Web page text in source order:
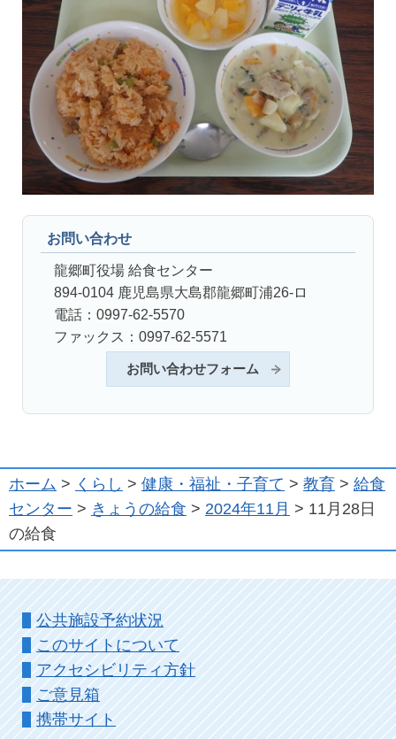
お問い合わせ
龍郷町役場 給食センター
894-0104 鹿児島県大島郡龍郷町浦26-ロ
電話：0997-62-5570
ファックス：0997-62-5571
お問い合わせフォーム
ホーム > くらし > 健康・福祉・子育て > 教育 > 給食
センター > きょうの給食 > 2024年11月 > 11月28日
の給食
公共施設予約状況
このサイトについて
アクセシビリティ方針
ご意見箱
携帯サイト